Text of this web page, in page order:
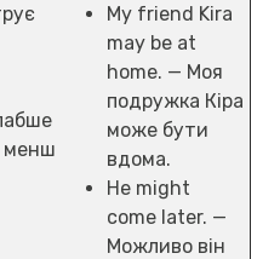
менш
My friend Kira
may be at
home. — Моя
подружка Кіра
може бути
вдома.
He might
come later. —
Можливо він